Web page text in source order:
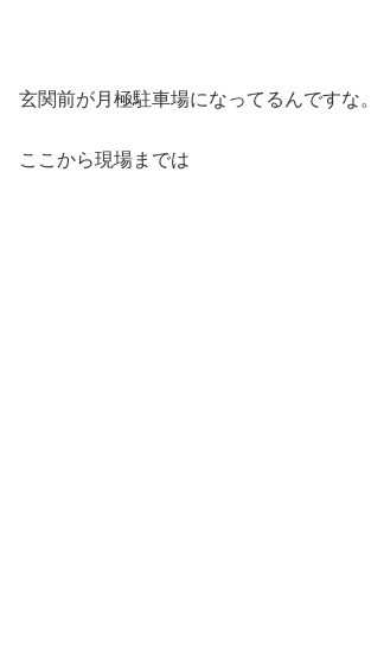
玄関前が月極駐車場になってるんですな。
ここから現場までは